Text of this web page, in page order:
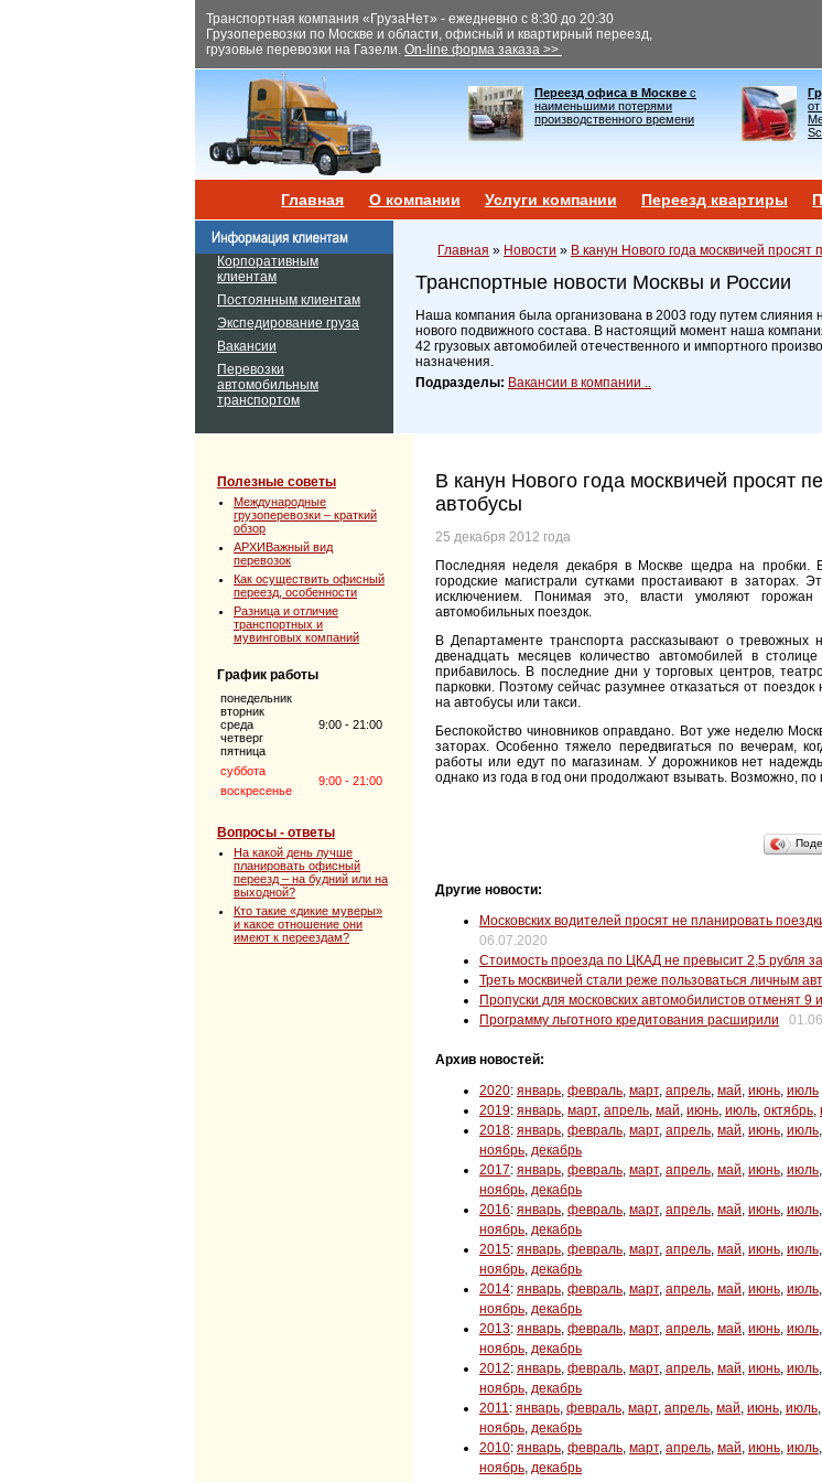
Транспортная компания «ГрузаНет» - ежедневно с 8:30 до 20:30
Грузоперевозки по Москве и области, офисный и квартирный переезд,
грузовые перевозки на Газели. On-line форма заказа >>
Переезд офиса в Москве с
наименьшими потерями
производственного времени
Главная О компании Услуги компании Переезд квартиры
Корпоративным
клиентам
Постоянным клиентам
Экспедирование груза
Вакансии
Перевозки
автомобильным
транспортом
Главная » Новости » В канун Нового года москвичей просят
Транспортные новости Москвы и России
Наша компания была организована в 2003 году путем слияния
нового подвижного состава. В настоящий момент наша
42 грузовых автомобилей отечественного и импортного
назначения.
Подразделы: Вакансии в компании ..
Полезные советы
Международные
грузоперевозки – краткий
обзор
АРХИВажный вид
перевозок
Как осуществить офисный
переезд, особенности
Разница и отличие
транспортных и
мувинговых компаний
График работы
понедельник
вторник
среда
четверг
пятница
9:00 - 21:00
суббота
9:00 - 21:00
воскресенье
Вопросы - ответы
На какой день лучше
планировать офисный
переезд – на будний или на
выходной?
Кто такие «дикие муверы»
и какое отношение они
имеют к переездам?
В канун Нового года москвичей просят
автобусы
25 декабря 2012 года
Последняя неделя декабря в Москве щедра на пробки.
городские магистрали сутками простаивают в заторах.
исключением. Понимая это, власти умоляют
автомобильных поездок.
В Департаменте транспорта рассказывают о тревожных
двенадцать месяцев количество автомобилей в
прибавилось. В последние дни у торговых центров,
парковки. Поэтому сейчас разумнее отказаться от
на автобусы или такси.
Беспокойство чиновников оправдано. Вот уже неделю
заторах. Особенно тяжело передвигаться по вечерам,
работы или едут по магазинам. У дорожников нет
однако из года в год они продолжают взывать. Возможно, по
Другие новости:
Московских водителей просят не планировать
06.07.2020
Стоимость проезда по ЦКАД не превысит 2,5 рубля
Треть москвичей стали реже пользоваться личным
Пропуски для московских автомобилистов отменят 9
Программу льготного кредитования расширили
Архив новостей:
2020: январь, февраль, март, апрель, май, июнь, июль
2019: январь, март, апрель, май, июнь, июль, октябрь,
2018: январь, февраль, март, апрель, май, июнь, июль,
ноябрь, декабрь
2017: январь, февраль, март, апрель, май, июнь, июль,
ноябрь, декабрь
2016: январь, февраль, март, апрель, май, июнь, июль,
ноябрь, декабрь
2015: январь, февраль, март, апрель, май, июнь, июль,
ноябрь, декабрь
2014: январь, февраль, март, апрель, май, июнь, июль,
ноябрь, декабрь
2013: январь, февраль, март, апрель, май, июнь, июль,
ноябрь, декабрь
2012: январь, февраль, март, апрель, май, июнь, июль,
ноябрь, декабрь
2011: январь, февраль, март, апрель, май, июнь, июль,
ноябрь, декабрь
2010: январь, февраль, март, апрель, май, июнь, июль,
ноябрь, декабрь